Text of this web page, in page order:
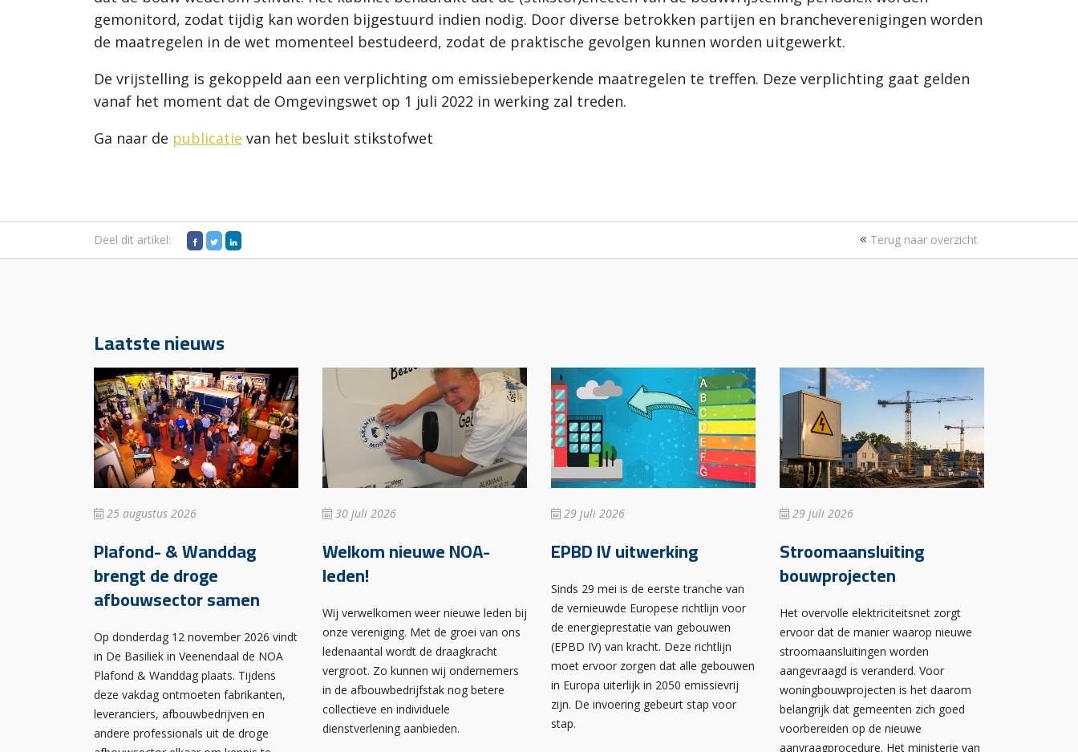
gemonitord, zodat tijdig kan worden bijgestuurd indien nodig. Door diverse betrokken partijen en brancheverenigingen worden
de maatregelen in de wet momenteel bestudeerd, zodat de praktische gevolgen kunnen worden uitgewerkt.
De vrijstelling is gekoppeld aan een verplichting om emissiebeperkende maatregelen te treffen. Deze verplichting gaat gelden
vanaf het moment dat de Omgevingswet op 1 juli 2022 in werking zal treden.
Ga naar de publicatie van het besluit stikstofwet
Deel dit artikel: Terug naar overzicht
Laatste nieuws
25 augustus 2026
Plafond- & Wanddag
brengt de droge
afbouwsector samen
Op donderdag 12 november 2026 vindt
in De Basiliek in Veenendaal de NOA
Plafond & Wanddag plaats. Tijdens
deze vakdag ontmoeten fabrikanten,
leveranciers, afbouwbedrijven en
andere professionals uit de droge
30 juli 2026
Welkom nieuwe NOA-
leden!
Wij verwelkomen weer nieuwe leden bij
onze vereniging. Met de groei van ons
ledenaantal wordt de draagkracht
vergroot. Zo kunnen wij ondernemers
in de afbouwbedrijfstak nog betere
collectieve en individuele
dienstverlening aanbieden.
29 juli 2026
EPBD IV uitwerking
Sinds 29 mei is de eerste tranche van
de vernieuwde Europese richtlijn voor
de energieprestatie van gebouwen
(EPBD IV) van kracht. Deze richtlijn
moet ervoor zorgen dat alle gebouwen
in Europa uiterlijk in 2050 emissievrij
zijn. De invoering gebeurt stap voor
stap.
29 juli 2026
Stroomaansluiting
bouwprojecten
Het overvolle elektriciteitsnet zorgt
ervoor dat de manier waarop nieuwe
stroomaansluitingen worden
aangevraagd is veranderd. Voor
woningbouwprojecten is het daarom
belangrijk dat gemeenten zich goed
voorbereiden op de nieuwe
aanvraagprocedure. Het ministerie van